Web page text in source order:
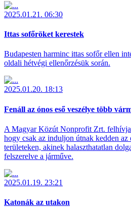
2025.01.21. 06:30
Ittas sofőröket kerestek
Budapesten harminc ittas sofőr ellen
oldali hétvégi ellenőrzésük során.
2025.01.20. 18:13
Fenáll az ónos eső veszélye több
A Magyar Közút Nonprofit Zrt.
hogy csak az induljon útnak kedden az
területeken, akinek halaszthatatlan
felszerelve a járműve.
2025.01.19. 23:21
Katonák az utakon